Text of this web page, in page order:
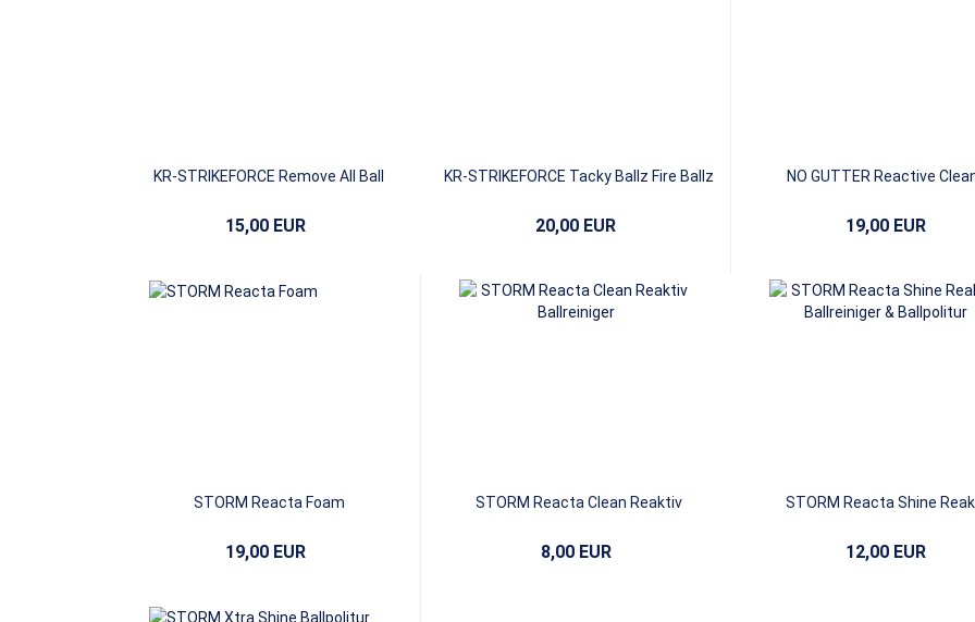
KR-STRIKEFORCE Remove All Ball
15,00 EUR
KR-STRIKEFORCE Tacky Ballz Fire Ballz
20,00 EUR
NO GUTTER Reactive
19,00 EUR
STORM Reacta Foam
19,00 EUR
STORM Reacta Clean Reaktiv
8,00 EUR
STORM Reacta Shine
12,00 EUR